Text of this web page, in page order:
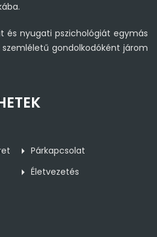
és nyugati pszichológiát egymás
gondolkodóként járom
Párkapcsolat
Életvezetés